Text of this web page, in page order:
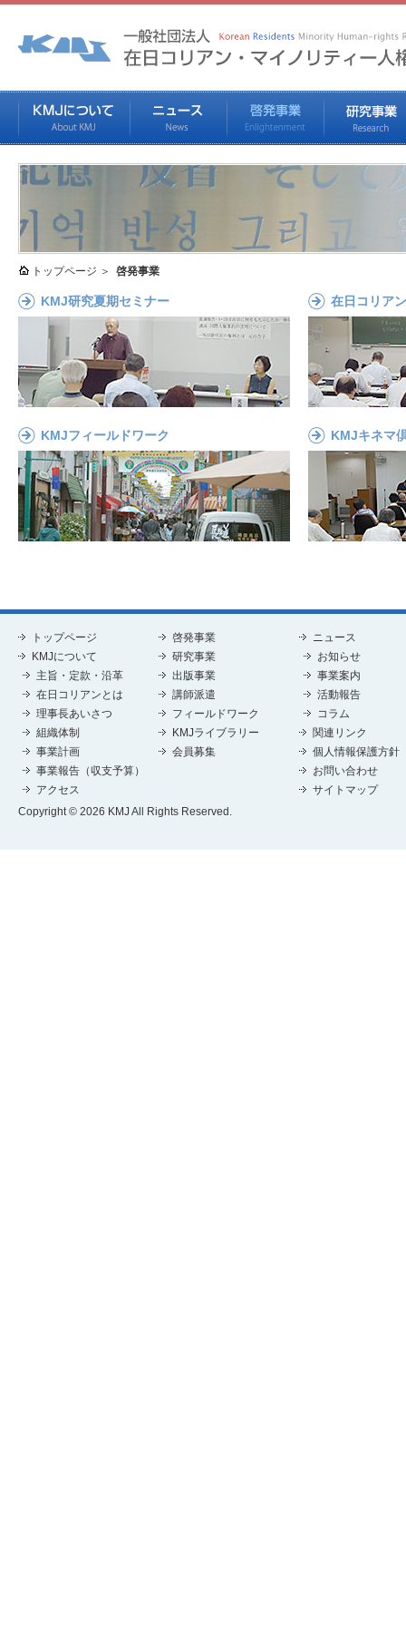
トップページ 啓発事業
KMJ研究夏期セミナー 在日コリア
KMJフィールドワーク KMJキネマ
トップページ
KMJについて
主旨・定款・沿革
在日コリアンとは
理事長あいさつ
組織体制
事業計画
事業報告（収支予算）
アクセス
啓発事業
研究事業
出版事業
講師派遣
フィールドワーク
KMJライブラリー
会員募集
ニュース
お知らせ
事業案内
活動報告
コラム
関連リンク
個人情報保護方針
お問い合わせ
サイトマップ
Copyright © 2026 KMJ All Rights Reserved.